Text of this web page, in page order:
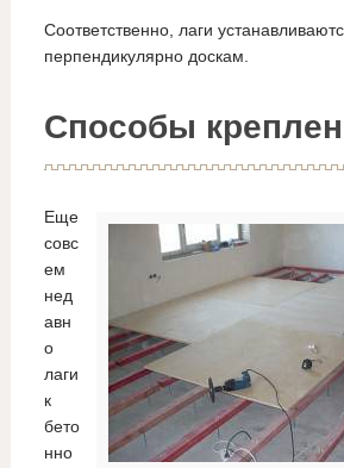
Соответственно, лаги
перпендикулярно доскам.
Способы
Еще
совс
ем
нед
авн
о
лаги
к
бето
нно